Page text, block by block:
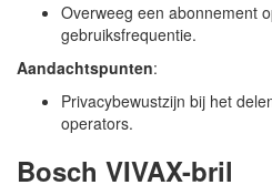
Overweeg een abonnement
gebruiksfrequentie.
Aandachtspunten:
Privacybewustzijn bij het
operators.
Bosch VIVAX-bril